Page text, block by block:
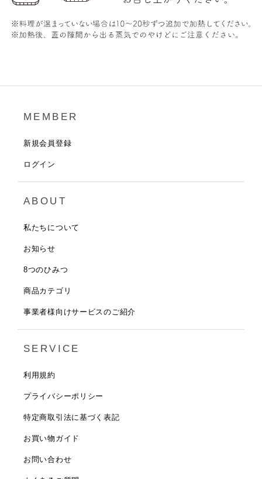
MEMBER
新規会員登録
ログイン
ABOUT
私たちについて
お知らせ
8つのひみつ
商品カテゴリ
事業者様向けサービスのご紹介
SERVICE
利用規約
プライバシーポリシー
特定商取引法に基づく表記
お買い物ガイド
お問い合わせ